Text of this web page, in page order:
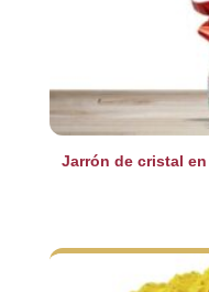
Jarrón de cristal